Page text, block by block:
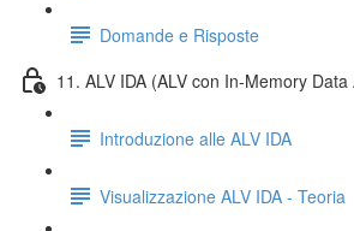
Domande e Risposte
11. ALV IDA (ALV con In-Memory Data
Introduzione alle ALV IDA
Visualizzazione ALV IDA - Teoria